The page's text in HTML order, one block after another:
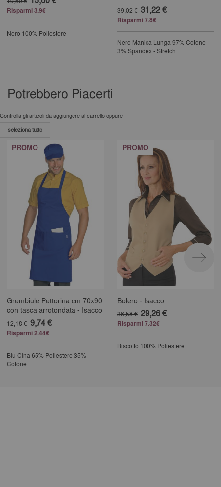
Risparmi 3.9€
Nero 100% Poliestere
39,02 € 31,22 €
Risparmi 7.8€
Nero Manica Lunga97% Cotone
3% Spandex - Stretch
Potrebbero Piacerti
Controlla gli articoli da aggiungere al carrello oppure
seleziona tutto
PROMO
Grembiule Pettorina cm 70x90
con tasca arrotondata - Isacco
12,18 € 9,74 €
Risparmi 2.44€
Blu Cina65% Poliestere 35%
Cotone
PROMO
Bolero - Isacco
36,58 € 29,26 €
Risparmi 7.32€
Biscotto 100% Poliestere